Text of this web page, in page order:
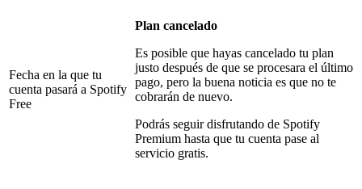
Fecha en la que tu
cuenta pasará a Spotify
Free
Plan cancelado
Es posible que hayas cancelado tu plan
justo después de que se procesara el último
pago, pero la buena noticia es que no te
cobrarán de nuevo.
Podrás seguir disfrutando de Spotify
Premium hasta que tu cuenta pase al
servicio gratis.